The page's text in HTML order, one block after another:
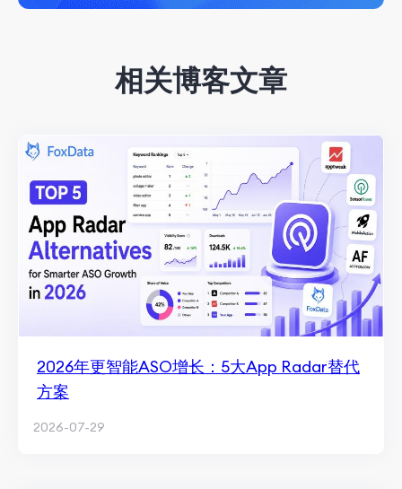
相关博客文章
2026年更智能ASO增长：5大App Radar替代
方案
2026-07-29